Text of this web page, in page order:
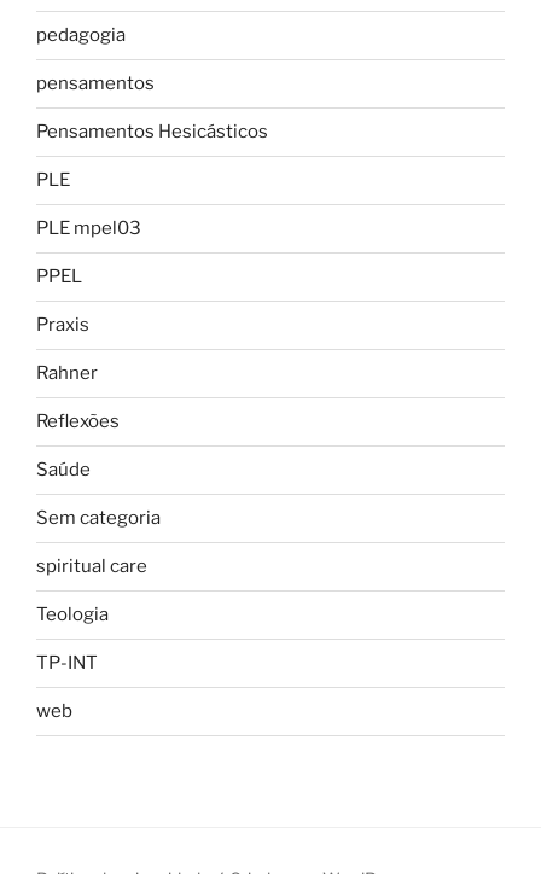
pedagogia
pensamentos
Pensamentos Hesicásticos
PLE
PLE mpel03
PPEL
Praxis
Rahner
Reflexões
Saúde
Sem categoria
spiritual care
Teologia
TP-INT
web